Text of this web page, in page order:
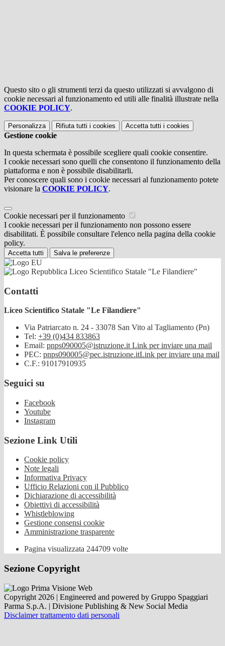
Questo sito o gli strumenti terzi da questo utilizzati si avvalgono di
cookie necessari al funzionamento ed utili alle finalità illustrate nella
COOKIE POLICY.
Personalizza Rifiuta tutti i cookies Accetta tutti i cookies
Gestione cookie
In questa schermata è possibile scegliere quali cookie consentire.
I cookie necessari sono quelli che consentono il funzionamento della
piattaforma e non è possibile disabilitarli.
Per conoscere quali sono i cookie necessari al funzionamento potete
visionare la COOKIE POLICY.
Cookie necessari per il funzionamento
I cookie necessari per il funzionamento non possono essere
disabilitati. È possibile consultare l'elenco nella pagina della cookie
policy.
Accetta tutti Salva le preferenze
Liceo Scientifico Statale "Le Filandiere"
Contatti
Liceo Scientifico Statale "Le Filandiere"
Via Patriarcato n. 24 - 33078 San Vito al Tagliamento (Pn)
Tel: +39 (0)434 833863
Email: pnps090005@istruzione.it Link per inviare una mail
PEC: pnps090005@pec.istruzione.itLink per inviare una mail
C.F.: 91017910935
Seguici su
Facebook
Youtube
Instagram
Sezione Link Utili
Cookie policy
Note legali
Informativa Privacy
Ufficio Relazioni con il Pubblico
Dichiarazione di accessibilità
Obiettivi di accessibilità
Whistleblowing
Gestione consensi cookie
Amministrazione trasparente
Pagina visualizzata 244709 volte
Sezione Copyright
Copyright 2026 | Engineered and powered by Gruppo Spaggiari
Parma S.p.A. | Divisione Publishing & New Social Media
Disclaimer trattamento dati personali